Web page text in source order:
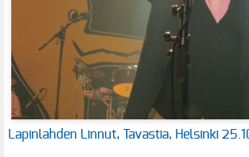
Lapinlahden Linnut, Tavastia, Helsinki